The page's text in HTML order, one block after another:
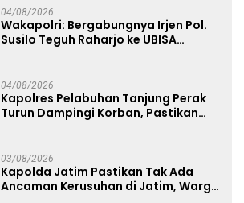
04/08/2026
Wakapolri: Bergabungnya Irjen Pol.
Susilo Teguh Raharjo ke UBISA
04/08/2026
Kapolres Pelabuhan Tanjung Perak
Turun Dampingi Korban, Pastikan
03/08/2026
Kapolda Jatim Pastikan Tak Ada
Ancaman Kerusuhan di Jatim, Warga